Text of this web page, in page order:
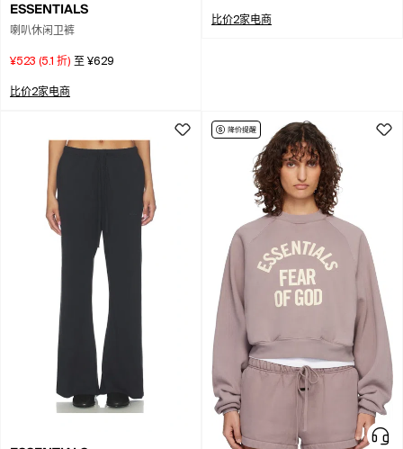
ESSENTIALS
喇叭休闲卫裤
¥523 (5.1 折) 至 ¥629
比价2家电商
比价2家电商